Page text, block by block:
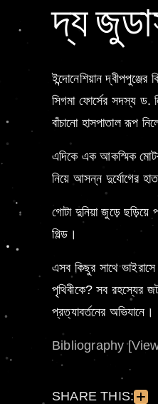
দ্য
ইন্দোনেশিয়ান
সিগমা ফোর্সের সদস্য ড.
বাঁচানো হাসপাতাল রূপ
এদিকে এক আকস্মিক মোটর
নিয়ে আসন্ন দুর্যোগের
গোটা দুনিয়া জুড়ে
গিল্ড।
এসব কিছুর সাথে
পৃথিবীকে? সব রহস্যের
প্রত্যাবর্তনের অভিযানে।
Bibliography
SHARE THIS: